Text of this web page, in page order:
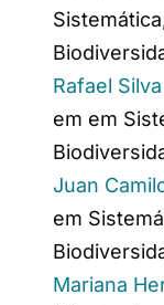
Rafael
em em
Juan
em
Mariana